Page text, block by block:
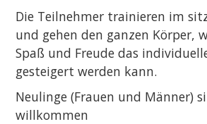
Die Teilnehmer trainieren im
und gehen den ganzen Körper,
Spaß und Freude das
gesteigert werden kann.
Neulinge (Frauen und Männer)
willkommen